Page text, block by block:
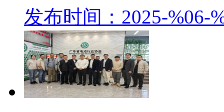
发布时间：2025-%06-